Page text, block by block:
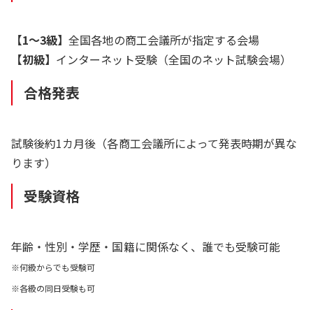
【1～3級】全国各地の商工会議所が指定する会場
【初級】 インターネット受験（全国のネット試験会場）
合格発表
試験後約1カ月後（各商工会議所によって発表時期が異な
ります）
受験資格
年齢・性別・学歴・国籍に関係なく、誰でも受験可能
※何級からでも受験可
※各級の同日受験も可